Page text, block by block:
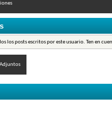
los posts escritos por este usuario. Ten en
Adjuntos